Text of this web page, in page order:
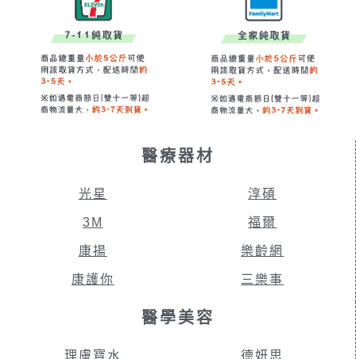
醫療器材
光星
3M
康揚
康護你
淳碩
福爾
樂齡網
三樂事
醫學美容
理膚寶水 德妍思